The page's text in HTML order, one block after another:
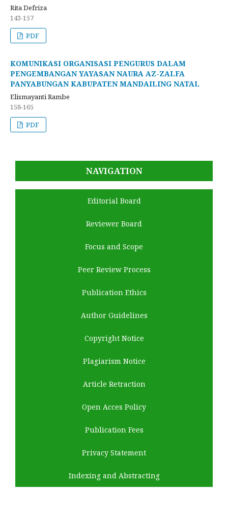
Rita Defriza
143-157
PDF
KOMUNIKASI ORGANISASI PENGURUS DALAM
PENGEMBANGAN YAYASAN NAURA AZ-ZALFA
PANYABUNGAN KABUPATEN MANDAILING NATAL
Elismayanti Rambe
158-165
PDF
NAVIGATION
Editorial Board
Reviewer Board
Focus and Scope
Peer Review Process
Publication Ethics
Author Guidelines
Copyright Notice
Plagiarism Notice
Article Retraction
Open Acces Policy
Publication Fees
Privacy Statement
Indexing and Abstracting